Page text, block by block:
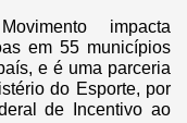
impacta
em 55 municípios
e é uma parceria
do Esporte, por
de Incentivo ao